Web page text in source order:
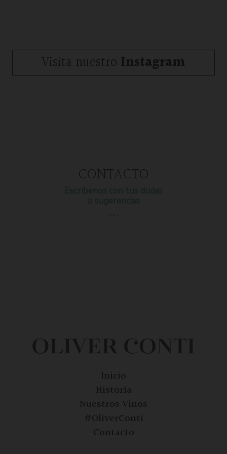
Visita nuestro Instagram
CONTACTO
Inicio
Historia
Nuestros Vinos
#OliverConti
Contacto